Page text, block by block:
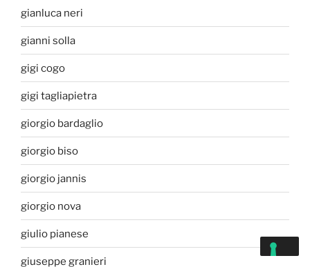
gianluca neri
gianni solla
gigi cogo
gigi tagliapietra
giorgio bardaglio
giorgio biso
giorgio jannis
giorgio nova
giulio pianese
giuseppe granieri